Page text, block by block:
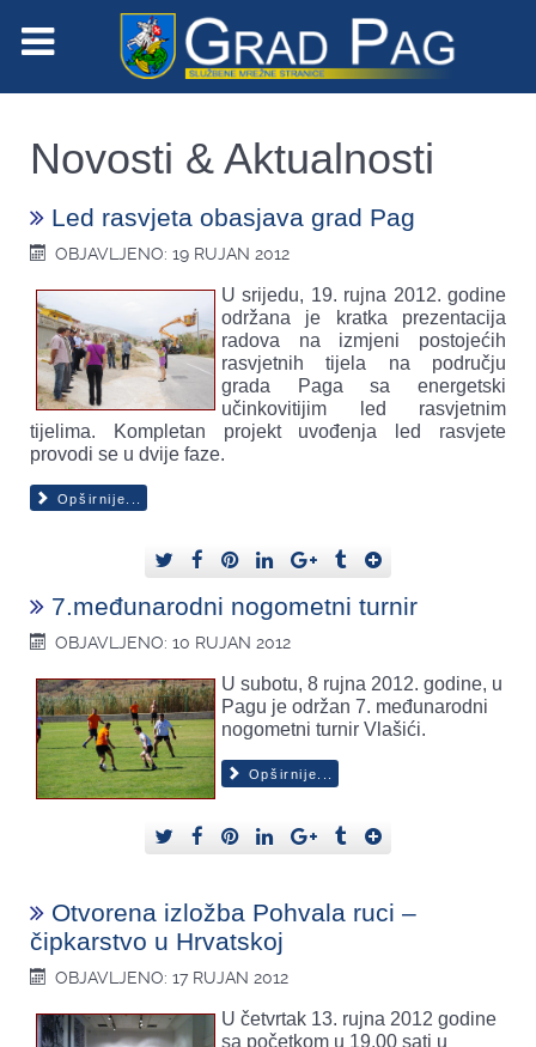
Novosti & Aktualnosti
Led rasvjeta obasjava grad Pag
OBJAVLJENO: 19 RUJAN 2012
U srijedu, 19. rujna 2012. godine
održana je kratka prezentacija
radova na izmjeni postojećih
rasvjetnih tijela na području
grada Paga sa energetski
učinkovitijim led rasvjetnim
tijelima. Kompletan projekt uvođenja led rasvjete
provodi se u dvije faze.
Opširnije...
7.međunarodni nogometni turnir
OBJAVLJENO: 10 RUJAN 2012
U subotu, 8 rujna 2012. godine, u
Pagu je održan 7. međunarodni
nogometni turnir Vlašići.
Opširnije...
Otvorena izložba Pohvala ruci –
čipkarstvo u Hrvatskoj
OBJAVLJENO: 17 RUJAN 2012
U četvrtak 13. rujna 2012 godine
sa početkom u 19.00 sati u